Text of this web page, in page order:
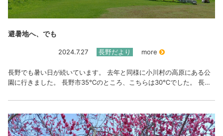
避暑地へ、でも
2024.7.27 長野だより more
長野でも暑い日が続いています。 去年と同様に小川村の高原にある公
園に行きました。 長野市35℃のところ、こちらは30℃でした。 長…